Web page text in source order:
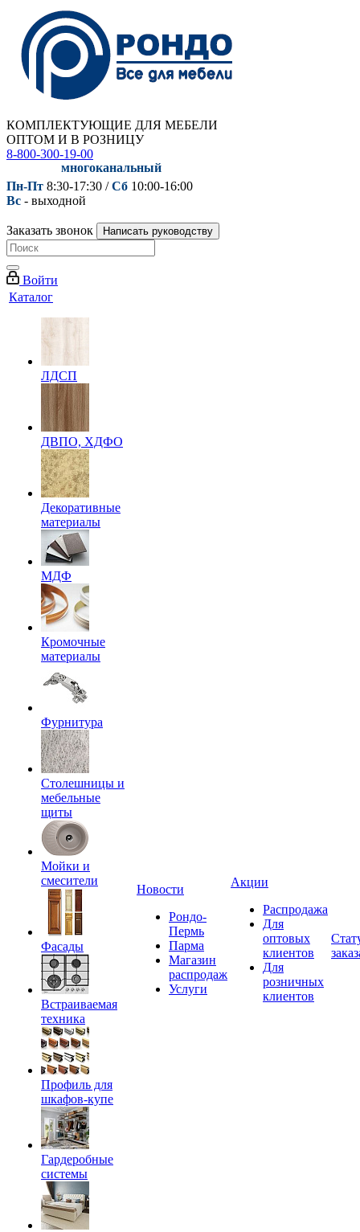
КОМПЛЕКТУЮЩИЕ ДЛЯ МЕБЕЛИ
ОПТОМ И В РОЗНИЦУ
8-800-300-19-00
многоканальный
Пн-Пт 8:30-17:30 /Сб 10:00-16:00
Вс - выходной
Заказать звонок Написать руководству
Войти
Каталог
ЛДСП
ДВПО, ХДФО
Декоративные
материалы
МДФ
Кромочные
материалы
Фурнитура
Столешницы и
мебельные
щиты
Мойки и
смесители
Фасады
Встраиваемая
техника
Профиль для
шкафов-купе
Гардеробные
системы
Новости
Рондо-
Пермь
Парма
Магазин
распродаж
Услуги
Акции
Распродажа
Для
оптовых
клиентов
Для
розничных
клиентов